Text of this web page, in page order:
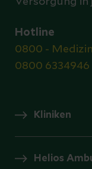
Hotline
0800 - Medizin
0800 6334946
Kliniken
Helios